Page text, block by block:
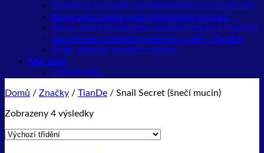
Zbavte se suchých a popraskaných pat za pár dní
Která zubní pasta je ta pravá právě pro vás?
Jak se bránit komárům a dalšímu hmyzu s TianDe?
Jak účinně v 5 krocích pečovat o pleť s TianDe
Dejte sbohem černým tečkám…
Můj účet
Objednávky
Domů / Značky / TianDe / Snail Secret (šnečí mucin)
Zobrazeny 4 výsledky